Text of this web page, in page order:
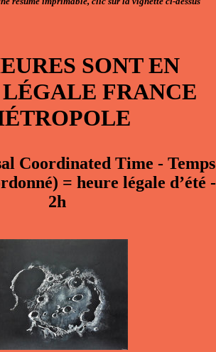
SONT EN
FRANCE
Coordinated Time - Temps
= heure légale d’été -
2h